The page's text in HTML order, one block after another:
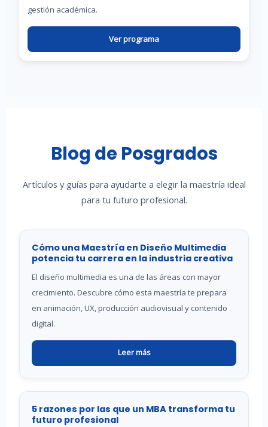
gestión académica.
Ver programa
Blog de Posgrados
Artículos y guías para ayudarte a elegir la maestría ideal
para tu futuro profesional.
Cómo una Maestría en Diseño Multimedia
potencia tu carrera en la industria creativa
El diseño multimedia es una de las áreas con mayor
crecimiento. Descubre cómo esta maestría te prepara
en animación, UX, producción audiovisual y contenido
digital.
Leer más
5 razones por las que un MBA transforma tu
futuro profesional